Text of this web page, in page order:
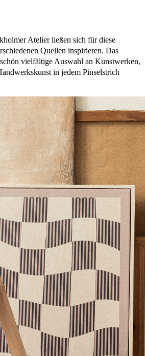
Atelier ließen sich für diese
Quellen inspirieren. Das
vielfältige Auswahl an Kunstwerken,
in jedem Pinselstrich